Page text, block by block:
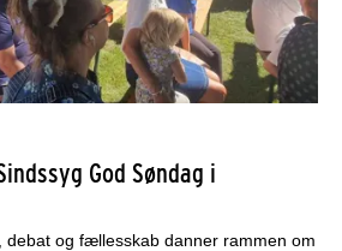
God Søndag i
debat og fællesskab danner rammen om